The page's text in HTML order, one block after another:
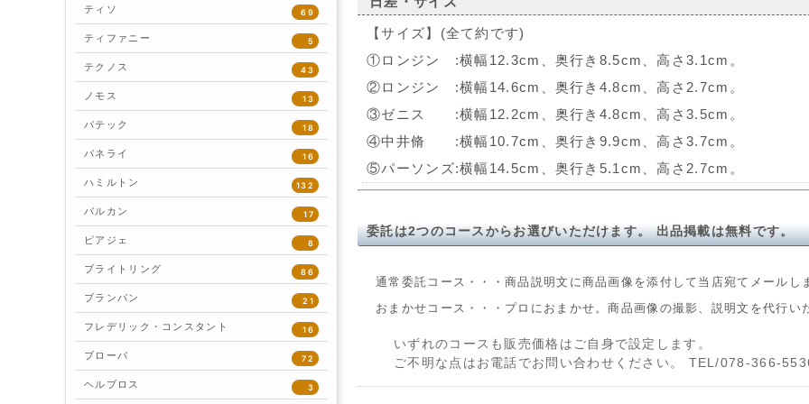
【サイズ】(全て約です)
①ロンジン :横幅12.3cm、奥行き8.5cm、高さ3.1cm。
②ロンジン :横幅14.6cm、奥行き4.8cm、高さ2.7cm。
③ゼニス :横幅12.2cm、奥行き4.8cm、高さ3.5cm。
④中井脩 :横幅10.7cm、奥行き9.9cm、高さ3.7cm。
⑤パーソンズ:横幅14.5cm、奥行き5.1cm、高さ2.7cm。
委託は2つのコースからお選びいただけます。 出品掲載は無料です。
通常委託コース・・・商品説明文に商品画像を添付して当店宛てメールし
おまかせコース・・・プロにおまかせ。商品画像の撮影、説明文を代行い
いずれのコースも販売価格はご自身で設定します。
ご不明な点はお電話でお問い合わせください。 TEL/078-366-
ティソ 69
ティファニー 5
テクノス 43
ノモス 13
パテック 18
パネライ 16
ハミルトン 132
バルカン 17
ピアジェ 8
ブライトリング 86
ブランパン 21
フレデリック・コンスタント 16
ブローバ 72
ヘルブロス 3